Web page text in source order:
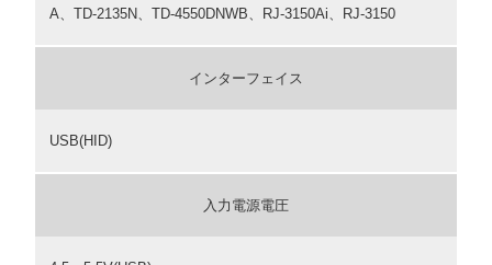
A、TD-2135N、TD-4550DNWB、RJ-3150Ai、RJ-3150
インターフェイス
USB(HID)
入力電源電圧